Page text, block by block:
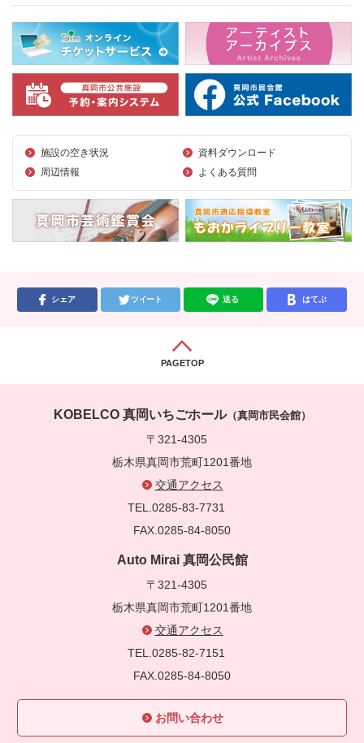
施設の空き状況
資料ダウンロード
周辺情報
よくある質問
シェア ツイート 送る はてぶ
PAGETOP
KOBELCO 真岡いちごホール（真岡市民会館）
〒321-4305
栃木県真岡市荒町1201番地
交通アクセス
TEL.0285-83-7731
FAX.0285-84-8050
Auto Mirai 真岡公民館
〒321-4305
栃木県真岡市荒町1201番地
交通アクセス
TEL.0285-82-7151
FAX.0285-84-8050
お問い合わせ